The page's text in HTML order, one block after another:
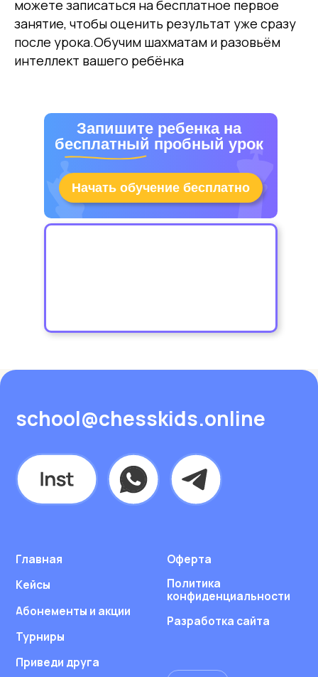
можете записаться на бесплатное первое
занятие, чтобы оценить результат уже сразу
после урока.Обучим шахматам и разовьём
интеллект вашего ребёнка
Начать обучение бесплатно
Запишите ребенка на
бесплатный пробный урок